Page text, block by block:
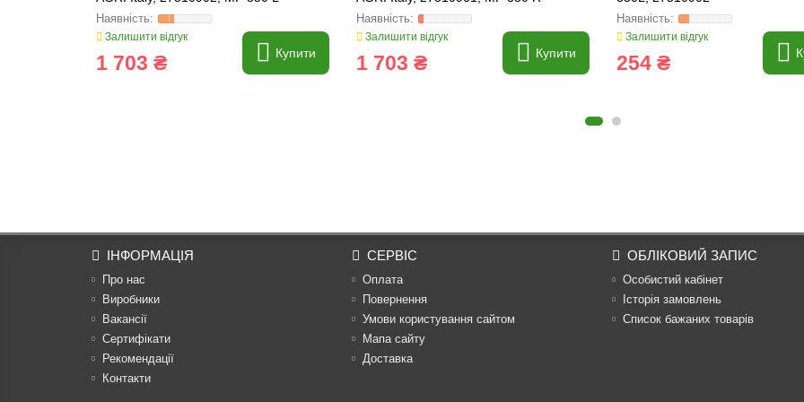
Залишити відгук
1 703 ₴ Купити
Залишити відгук
1 703 ₴ Купити
Залишити відгук
254 ₴
ІНФОРМАЦІЯ
Про нас
Виробники
Вакансії
Сертифікати
Рекомендації
Контакти
СЕРВІС
Оплата
Повернення
Умови користування сайтом
Мапа сайту
Доставка
ОБЛІКОВИЙ ЗАПИС
Особистий кабінет
Історія замовлень
Список бажаних товарів